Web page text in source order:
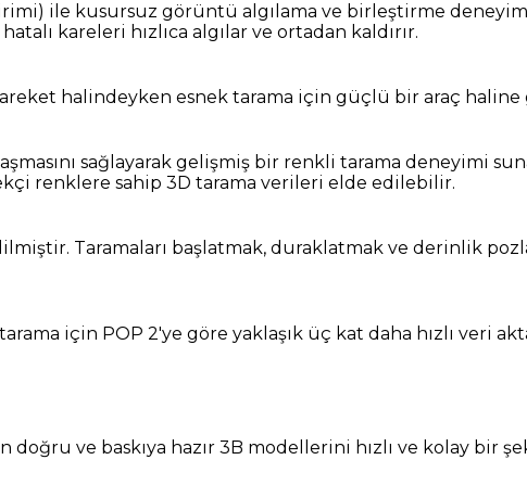
ile kusursuz görüntü algılama ve birleştirme
kareleri hızlıca algılar ve ortadan kaldırır.
halindeyken esnek tarama için güçlü bir araç haline
sağlayarak gelişmiş bir renkli tarama deneyimi
renklere sahip 3D tarama verileri elde edilebilir.
Taramaları başlatmak, duraklatmak ve derinlik
için POP 2'ye göre yaklaşık üç kat daha hızlı veri
ve baskıya hazır 3B modellerini hızlı ve kolay bir